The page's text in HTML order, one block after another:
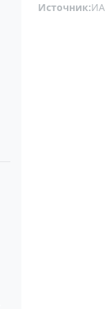
Источник:ИА